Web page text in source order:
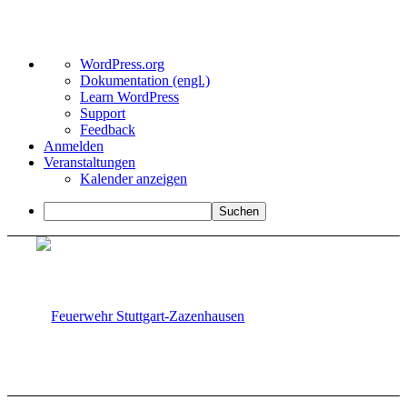
Über
WordPress
WordPress.org
Dokumentation (engl.)
Learn WordPress
Support
Feedback
Anmelden
Veranstaltungen
Kalender anzeigen
Suchen